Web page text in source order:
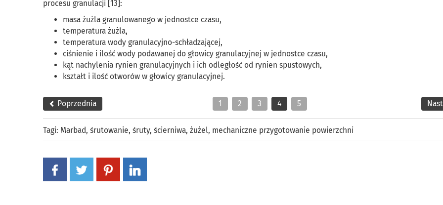
procesu granulacji [13]:
masa żużla granulowanego w jednostce czasu,
temperatura żużla,
temperatura wody granulacyjno-schładzającej,
ciśnienie i ilość wody podawanej do głowicy granulacyjnej w jednostce czasu,
kąt nachylenia rynien granulacyjnych i ich odległość od rynien spustowych,
kształt i ilość otworów w głowicy granulacyjnej.
Poprzednia 1 2 3 4 5
Tagi: Marbad, śrutowanie, śruty, ścierniwa, żużel, mechaniczne przygotowanie powierzchni